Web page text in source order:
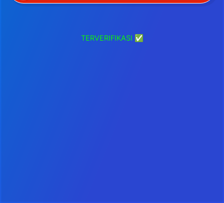
TERVERIFIKASI ✅